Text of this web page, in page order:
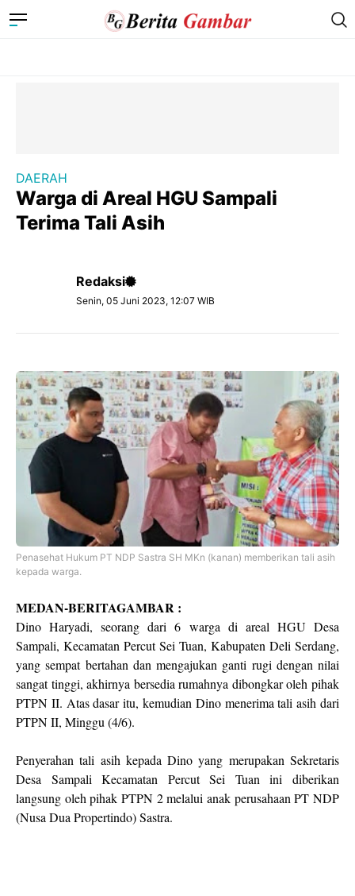
DAERAH
Warga di Areal HGU Sampali
Terima Tali Asih
Redaksi
Senin, 05 Juni 2023, 12:07 WIB
Penasehat Hukum PT NDP Sastra SH MKn (kanan) memberikan tali asih
kepada warga.
MEDAN-BERITAGAMBAR :
Dino Haryadi, seorang dari 6 warga di areal HGU Desa
Sampali, Kecamatan Percut Sei Tuan, Kabupaten Deli Serdang,
yang sempat bertahan dan mengajukan ganti rugi dengan nilai
sangat tinggi, akhirnya bersedia rumahnya dibongkar oleh pihak
PTPN II. Atas dasar itu, kemudian Dino menerima tali asih dari
PTPN II, Minggu (4/6).
Penyerahan tali asih kepada Dino yang merupakan Sekretaris
Desa Sampali Kecamatan Percut Sei Tuan ini diberikan
langsung oleh pihak PTPN 2 melalui anak perusahaan PT NDP
(Nusa Dua Propertindo) Sastra.